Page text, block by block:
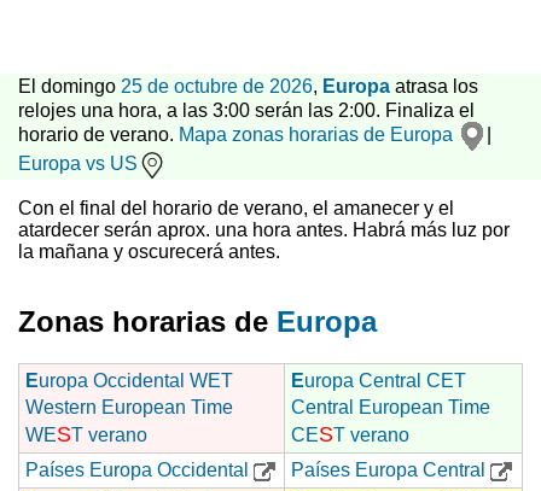
El domingo 25 de octubre de 2026, Europa atrasa los
relojes una hora, a las 3:00 serán las 2:00. Finaliza el
horario de verano. Mapa zonas horarias de Europa
Europa vs US
Con el final del horario de verano, el amanecer y el
atardecer serán aprox. una hora antes. Habrá más luz por
la mañana y oscurecerá antes.
Zonas horarias de Europa
Europa Occidental WET
Western European Time
WEST verano
Europa Central CET
Central European Time
CEST verano
Países Europa Occidental
Países Europa Central